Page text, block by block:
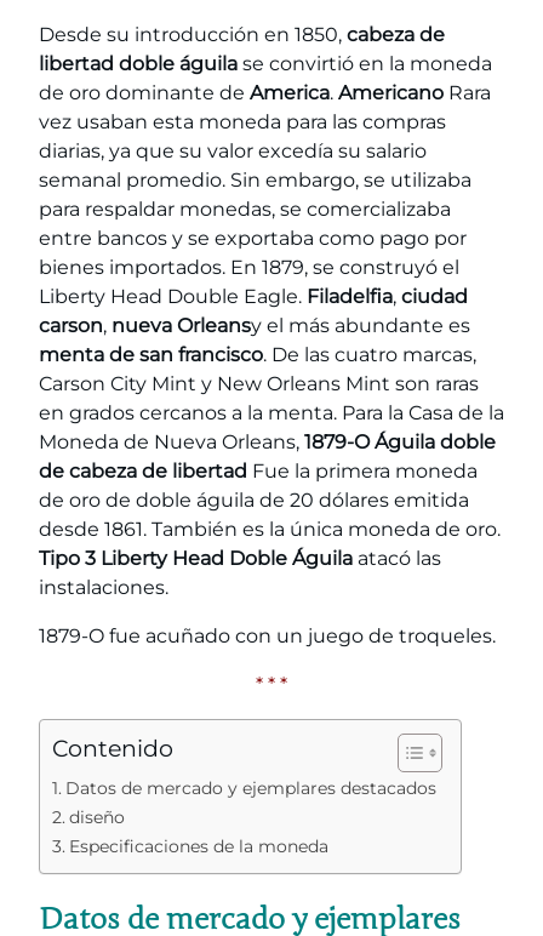
Desde su introducción en 1850, cabeza de
libertad doble águila se convirtió en la moneda
de oro dominante de America. Americano Rara
vez usaban esta moneda para las compras
diarias, ya que su valor excedía su salario
semanal promedio. Sin embargo, se utilizaba
para respaldar monedas, se comercializaba
entre bancos y se exportaba como pago por
bienes importados. En 1879, se construyó el
Liberty Head Double Eagle. Filadelfia, ciudad
carson, nueva Orleansy el más abundante es
menta de san francisco. De las cuatro marcas,
Carson City Mint y New Orleans Mint son raras
en grados cercanos a la menta. Para la Casa de la
Moneda de Nueva Orleans, 1879-O Águila doble
de cabeza de libertad Fue la primera moneda
de oro de doble águila de 20 dólares emitida
desde 1861. También es la única moneda de oro.
Tipo 3 Liberty Head Doble Águila atacó las
instalaciones.
1879-O fue acuñado con un juego de troqueles.
* * *
Contenido
Datos de mercado y ejemplares destacados
diseño
Especificaciones de la moneda
Datos de mercado y ejemplares